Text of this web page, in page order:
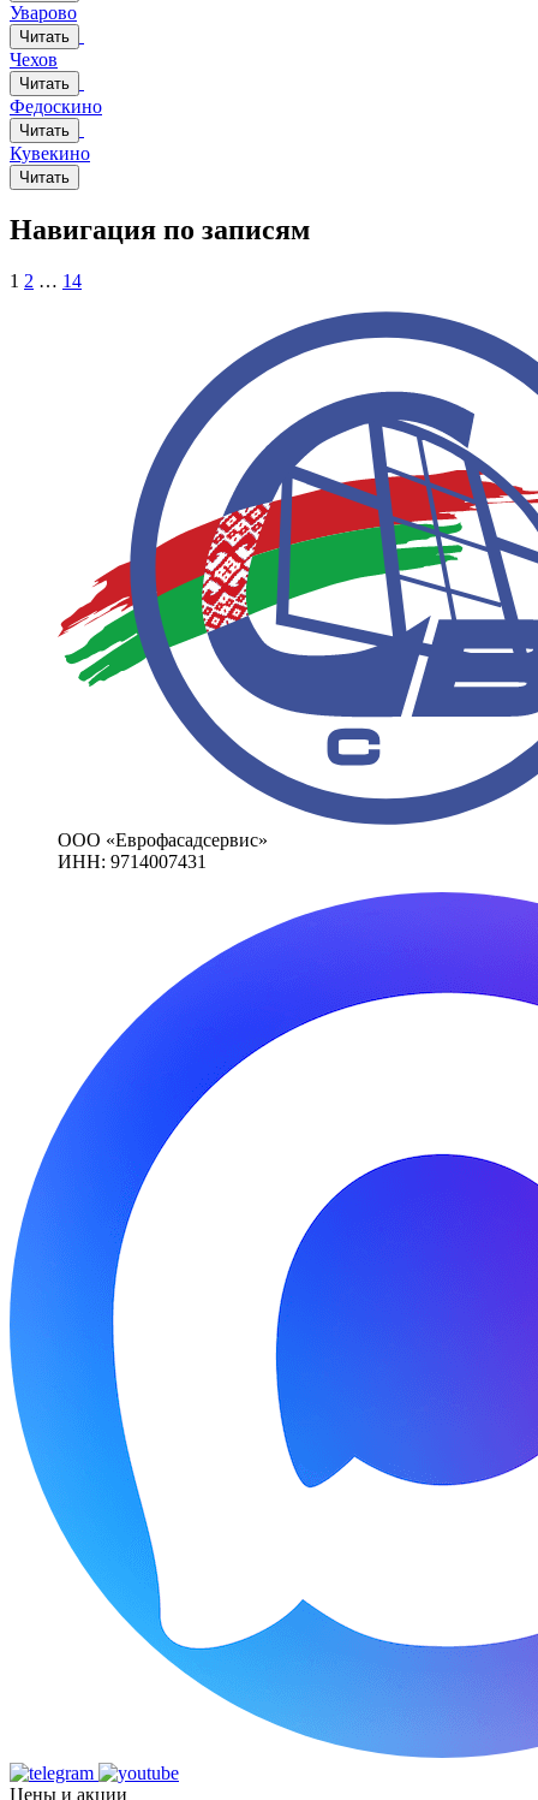
Уварово
Читать
Чехов
Читать
Федоскино
Читать
Кувекино
Читать
Навигация по записям
1 2 … 14
ООО «Еврофасадсервис»
ИНН: 9714007431
Цены и акции